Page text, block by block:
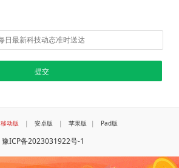
移动版 | 安卓版 | 苹果版 | Pad版
豫ICP备2023031922号-1